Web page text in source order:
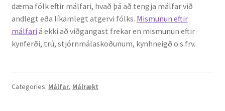
English
dæma fólk eftir málfari, hvað þá að tengja málfar við
andlegt eða líkamlegt atgervi fólks. Mismunun eftir
málfari á ekki að viðgangast frekar en mismunun eftir
kynferði, trú, stjórnmálaskoðunum, kynhneigð o.s.frv.
Categories: Málfar, Málrækt